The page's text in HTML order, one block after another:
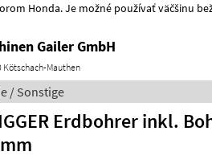
Honda. Je možné používať väčšinu
Gailer GmbH
Kötschach-Mauthen
/ Sonstige
Erdbohrer inkl.